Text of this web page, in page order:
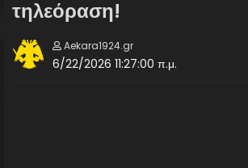
τηλεόραση!
Aekara1924.gr
6/22/2026 11:27:00 π.μ.